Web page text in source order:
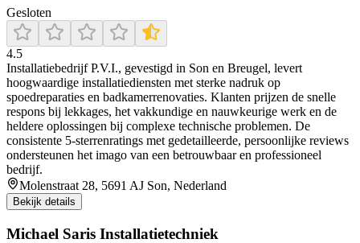
Gesloten
4.5
Installatiebedrijf P.V.I., gevestigd in Son en Breugel, levert
hoogwaardige installatiediensten met sterke nadruk op
spoedreparaties en badkamerrenovaties. Klanten prijzen de snelle
respons bij lekkages, het vakkundige en nauwkeurige werk en de
heldere oplossingen bij complexe technische problemen. De
consistente 5‑sterrenratings met gedetailleerde, persoonlijke reviews
ondersteunen het imago van een betrouwbaar en professioneel
bedrijf.
Molenstraat 28, 5691 AJ Son, Nederland
Bekijk details
Michael Saris Installatietechniek